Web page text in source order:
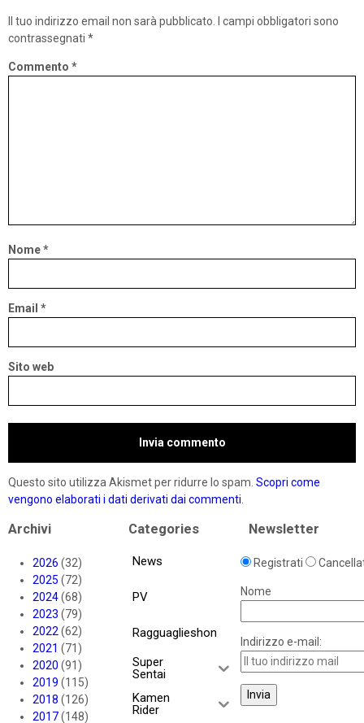
Il tuo indirizzo email non sarà pubblicato.
I campi obbligatori sono
contrassegnati *
Commento *
Nome*
Email *
Sito web
Questo sito utilizza Akismet per ridurre lo spam. Scopri come
vengono elaborati i dati derivati dai commenti.
Archivi
2026 (32)
2025 (72)
2024(68)
2023 (79)
2022(62)
2021 (71)
2020 (91)
2019 (115)
2018 (126)
2017(148)
Categories
News
PV
Ragguaglieshon
Super
Sentai
Kamen
Rider
Newsletter
Registrati
Nome
Indirizzo e-mail: